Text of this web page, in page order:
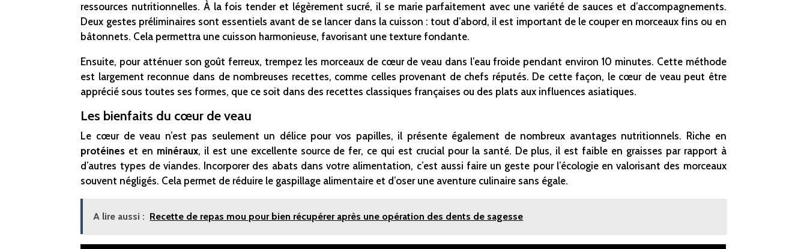
ressources nutritionnelles. À la fois tender et légèrement sucré, il se marie parfaitement avec une variété de sauces et d’accompagnements.
Deux gestes préliminaires sont essentiels avant de se lancer dans la cuisson : tout d’abord, il est important de le couper en morceaux fins ou en
bâtonnets. Cela permettra une cuisson harmonieuse, favorisant une texture fondante.
Ensuite, pour atténuer son goût ferreux, trempez les morceaux de cœur de veau dans l’eau froide pendant environ 10 minutes. Cette méthode
est largement reconnue dans de nombreuses recettes, comme celles provenant de chefs réputés. De cette façon, le cœur de veau peut être
apprécié sous toutes ses formes, que ce soit dans des recettes classiques françaises ou des plats aux influences asiatiques.
Les bienfaits du cœur de veau
Le cœur de veau n’est pas seulement un délice pour vos papilles, il présente également de nombreux avantages nutritionnels. Riche en
protéines et en minéraux, il est une excellente source de fer, ce qui est crucial pour la santé. De plus, il est faible en graisses par rapport à
d’autres types de viandes. Incorporer des abats dans votre alimentation, c’est aussi faire un geste pour l’écologie en valorisant des morceaux
souvent négligés. Cela permet de réduire le gaspillage alimentaire et d’oser une aventure culinaire sans égale.
A lire aussi : Recette de repas mou pour bien récupérer après une opération des dents de sagesse